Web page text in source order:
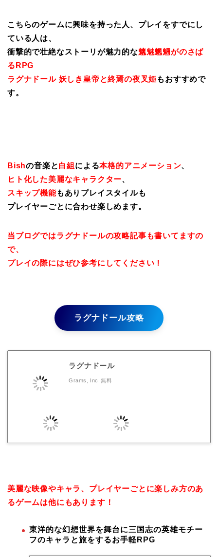
こちらのゲームに興味を持った人、プレイをすでにし
ている人は、
衝撃的で壮絶なストーリが魅力的な魑魅魍魎がのさば
るRPG
ラグナドール 妖しき皇帝と終焉の夜叉姫 もおすすめで
す。
Bishの音楽と白組 による本格的アニメーション、
ヒト化した美麗なキャラクター、
スキップ機能もありプレイスタイルも
プレイヤーごとに合わせ楽しめます。
当ブログではラグナドールの攻略記事も書いてますの
で、
プレイの際にはぜひ参考にしてください！
ラグナドール攻略
ラグナドール
Grams, Inc 無料
美麗な映像やキャラ、プレイヤーごとに楽しみ方のあ
るゲームは他にもあります！
東洋的な幻想世界を舞台に三国志の英雄モチー
フのキャラと旅をするお手軽RPG